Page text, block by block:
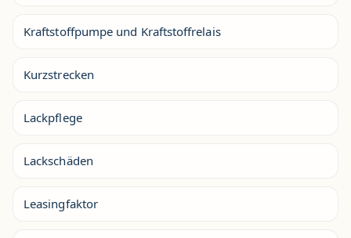
Kraftstoffpumpe und Kraftstoffrelais
Kurzstrecken
Lackpflege
Lackschäden
Leasingfaktor